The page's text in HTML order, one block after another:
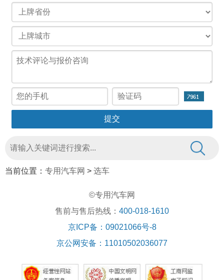
当前位置： 专用汽车网 > 选车
©专用汽车网
售前与售后热线： 400-018-1610
京ICP备：09021066号-8
京公网安备：11010502036077